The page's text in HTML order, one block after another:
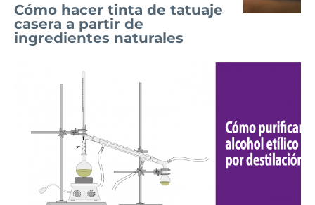
Cómo hacer tinta de tatuaje
casera a partir de
ingredientes naturales